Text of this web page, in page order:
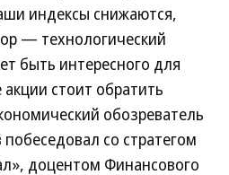
индексы снижаются,
— технологический
быть интересного для
стоит обратить
обозреватель
со стратегом
доцентом Финансового